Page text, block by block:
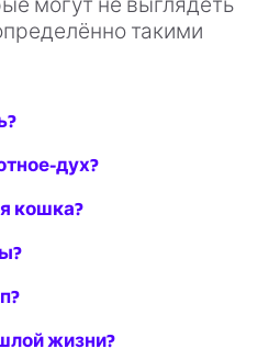
могут не выглядеть
такими
дух?
кошка?
жизни?